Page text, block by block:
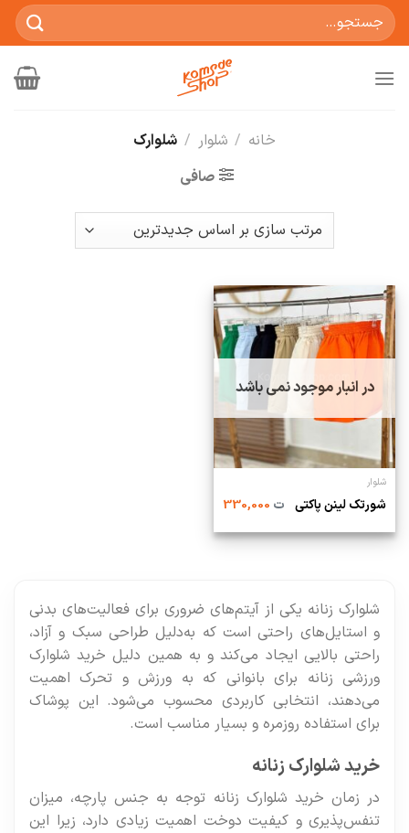
جستجو
برای:
خانه / شلوار / شلوارک
صافی
در انبار موجود نمی باشد
شلوار
شورتک لینن پاکتی ت330,000
شلوارک زنانه یکی از آیتم‌های ضروری برای فعالیت‌های بدنی
و استایل‌های راحتی است که به‌دلیل طراحی سبک و آزاد،
راحتی بالایی ایجاد می‌کند و به همین دلیل خرید شلوارک
ورزشی زنانه برای بانوانی که به ورزش و تحرک اهمیت
می‌دهند، انتخابی کاربردی محسوب می‌شود. این پوشاک
برای استفاده روزمره و بسیار مناسب است.
خرید شلوارک زنانه
در زمان خرید شلوارک زنانه توجه به جنس پارچه، میزان
تنفس‌پذیری و کیفیت دوخت اهمیت زیادی دارد، زیرا این